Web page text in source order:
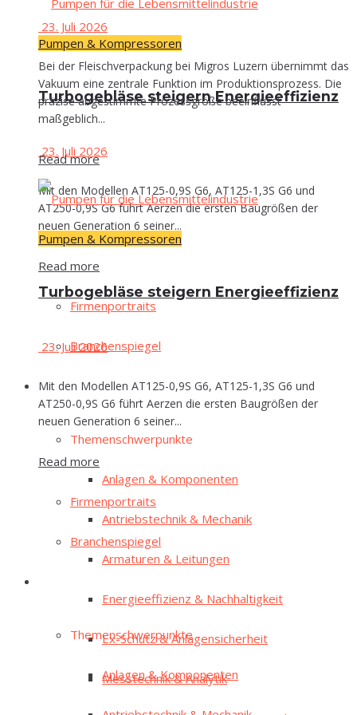
Pumpen & Kompressoren
Tur­bo­ge­blä­se stei­gern Energieeffizienz
23. Juli 2026
Mit den Modellen AT125-0,9S G6, AT125-1,3S G6 und
AT250-0,9S G6 führt Aerzen die ersten Baugrößen der
neuen Generation 6 seiner...
Read more
Fir­men­por­traits
Bran­chen­spie­gel
E‑Mag
The­men­schwer­punk­te
Anla­gen & Komponenten
Antriebs­tech­nik & Mechanik
Arma­tu­ren & Leitungen
Ener­gie­ef­fi­zi­enz & Nachhaltigkeit
Ex-Schutz & Anlagensicherheit
Mess­tech­nik & Analytik
23. Juli 2026
Bei der Fleischverpackung bei Migros Luzern übernimmt das
Vakuum eine zentrale Funktion im Produktionsprozess. Die
präzise abgestimmte Prozessgröße beeinflusst
maßgeblich...
Read more
Pumpen & Kompressoren
Tur­bo­ge­blä­se stei­gern Energieeffizienz
23. Juli 2026
Mit den Modellen AT125-0,9S G6, AT125-1,3S G6 und
AT250-0,9S G6 führt Aerzen die ersten Baugrößen der
neuen Generation 6 seiner...
Read more
Fir­men­por­traits
Bran­chen­spie­gel
The­men­schwer­punk­te
Anla­gen & Komponenten